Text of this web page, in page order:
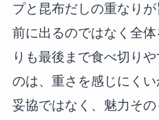
プと昆布だしの重なり
前に出るのではなく全
りも最後まで食べ切り
のは、重さを感じにく
妥協ではなく、魅力その